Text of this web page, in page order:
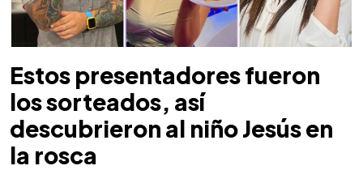
Estos presentadores fueron
los sorteados, así
descubrieron al niño Jesús en
la rosca